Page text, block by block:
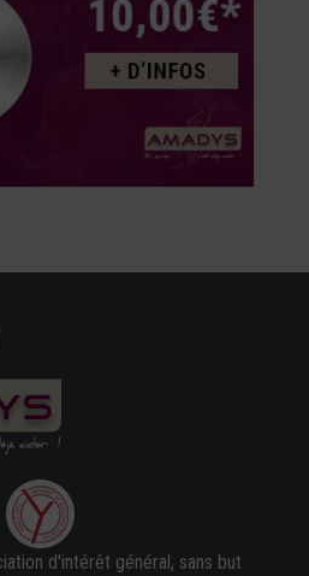
d'intérêt général, sans but